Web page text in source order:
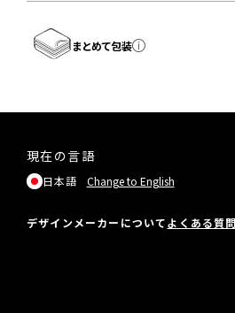
まとめて包装
現在の言語
日本語 Change to English
デザインメーカーについてよくある質問